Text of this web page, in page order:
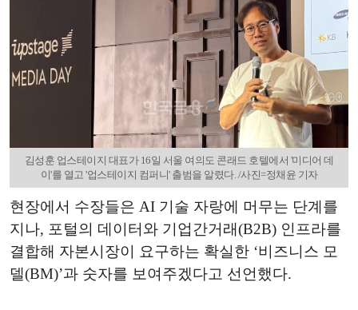
김성훈 업스테이지 대표가 16일 서울 여의도 콘래드 호텔에서 '미디어 데
이'를 열고 '업스테이지 컴퍼니' 출범을 알렸다. /사진=정채윤 기자
현장에서 수장들은 AI 기술 자랑에 머무는 단계를
지나, 포털의 데이터와 기업간거래(B2B) 인프라를
결합해 자본시장이 요구하는 확실한 ‘비즈니스 모
델(BM)’과 숫자를 보여주겠다고 선언했다.